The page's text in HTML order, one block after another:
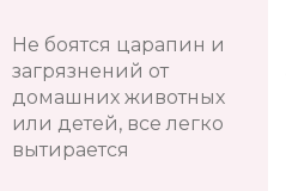
Не боятся царапин и
загрязнений от
домашних животных
или детей, все легко
вытирается